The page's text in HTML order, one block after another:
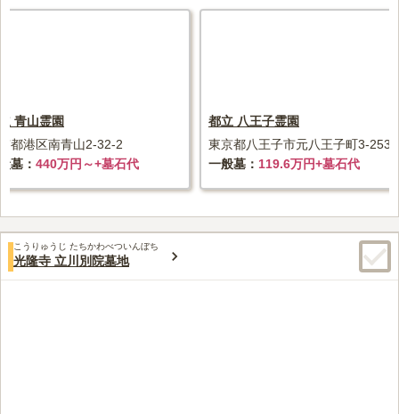
口コミの続きを読む
青山霊園
都港区南青山2-32-2
墓
440万円～+墓石代
都立 八王子霊園
東京都八王子市元八王子町3-2536
一般墓
119.6万円+墓石代
こうりゅうじ たちかわべついんぼち
光隆寺 立川別院墓地